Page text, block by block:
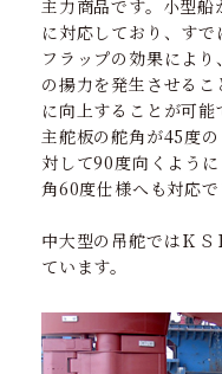
主力商品です。小型
に対応しており、すで
フラップの効果によ
の揚力を発生させる
に向上することが可能
主舵板の舵角が45度
対して90度向くよう
角60度仕様へも対応で
中大型の吊舵ではＫ
ています。